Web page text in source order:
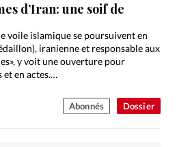
Dossier
d’Iran: une soif de
voile islamique se poursuivent en
iranienne et responsable aux
y voit une ouverture pour
et en actes.…
Abonnés